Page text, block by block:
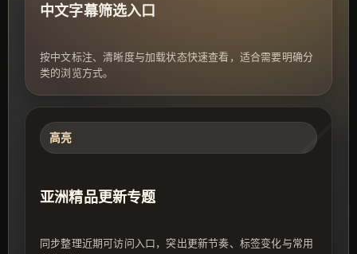
中文字幕筛选入口
按中文标注、清晰度与加载状态快速查看，适合需要明确分
类的浏览方式。
高亮
亚洲精品更新专题
同步整理近期可访问入口，突出更新节奏、标签变化与常用